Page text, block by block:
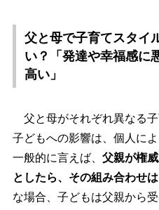
父と母で子育てスタイ
い？「発達や幸福感に
高い」
父と母がそれぞれ異なる
子どもへの影響は、個人に
一般的に言えば、 父親が権
としたら、その組み合わせ
な場合、子どもは父親から